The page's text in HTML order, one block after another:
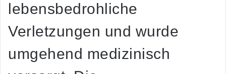
lebensbedrohliche
Verletzungen und wurde
umgehend medizinisch